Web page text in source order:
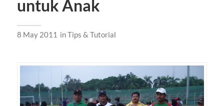
untuk Anak
8 May 2011 inTips & Tutorial